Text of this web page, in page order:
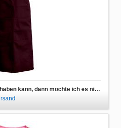
Grillschürze Wenn jeder es haben kann, dann möchte ich es nicht.